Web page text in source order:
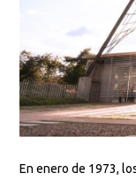
En enero de 1973,